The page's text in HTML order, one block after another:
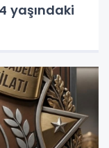
yaşındaki